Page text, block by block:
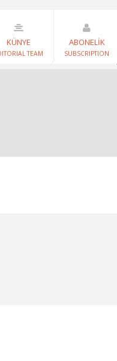
KÜNYE
TEAM
ABONELİK
SUBSCRIPTION